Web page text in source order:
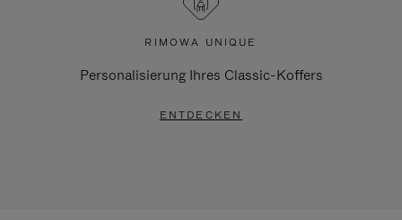
RIMOWA UNIQUE
Personalisierung Ihres Classic-Koffers
ENTDECKEN